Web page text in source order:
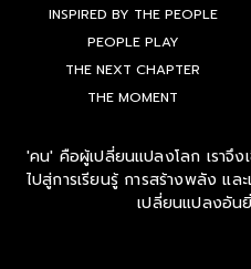
INSPIRED BY THE PEOPLE
PEOPLE PLAY
THE NEXT CHAPTER
THE MOMENT
'คน' คือผู้เปลี่ยนแปลงโลก เราจึง
ไปสู่การเรียนรู้ การสร้างพลัง แล
เปลี่ยนแปลงอัน